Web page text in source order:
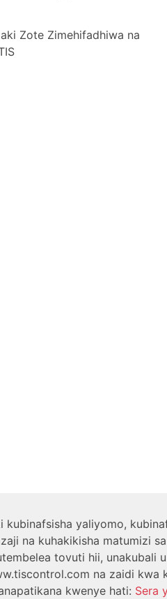
Zote Zimehifadhiwa na
kubinafsisha yaliyomo,
na kuhakikisha matumizi
tovuti hii, unakubali
na zaidi kwa
kwenye hati: Sera